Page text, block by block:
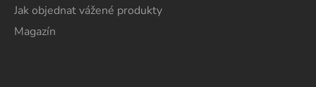
Jak objednat vážené produkty
Magazín